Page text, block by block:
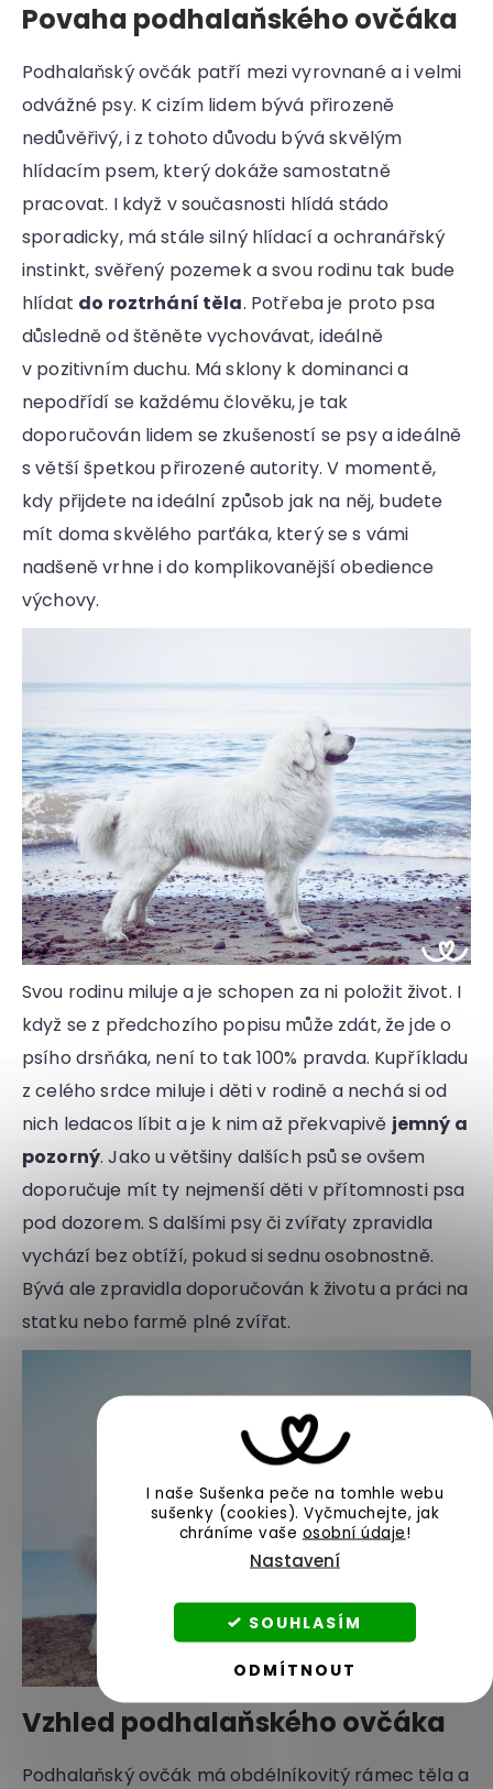
I naše Sušenka peče na tomhle webu
sušenky (cookies).Vyčmuchejte, jak
chráníme vaše osobní údaje!
Nastavení
ODMÍTNOUT
SOUHLASÍM
Povaha podhalaňského ovčáka
Podhalaňský ovčák patří mezi vyrovnané a i velmi
odvážné psy. K cizím lidem bývá přirozeně
nedůvěřivý, i z tohoto důvodu bývá skvělým
hlídacím psem, který dokáže samostatně
pracovat. I když v současnosti hlídá stádo
sporadicky, má stále silný hlídací a ochranářský
instinkt, svěřený pozemek a svou rodinu tak bude
hlídat do roztrhání těla. Potřeba je proto psa
důsledně od štěněte vychovávat, ideálně
v pozitivním duchu. Má sklony k dominanci a
nepodřídí se každému člověku, je tak
doporučován lidem se zkušeností se psy a ideálně
s větší špetkou přirozené autority. V momentě,
kdy přijdete na ideální způsob jak na něj, budete
mít doma skvělého parťáka, který se s vámi
nadšeně vrhne i do komplikovanější obedience
výchovy.
Svou rodinu miluje a je schopen za ni položit život. I
když se z předchozího popisu může zdát, že jde o
psího drsňáka, není to tak 100% pravda. Kupříkladu
z celého srdce miluje i děti v rodině a nechá si od
nich ledacos líbit a je k nim až překvapivě jemný a
pozorný. Jako u většiny dalších psů se ovšem
doporučuje mít ty nejmenší děti v přítomnosti psa
pod dozorem. S dalšími psy či zvířaty zpravidla
vychází bez obtíží, pokud si sednu osobnostně.
Bývá ale zpravidla doporučován k životu a práci na
statku nebo farmě plné zvířat.
Vzhled podhalaňského ovčáka
Podhalaňský ovčák má obdélníkovitý rámec těla a